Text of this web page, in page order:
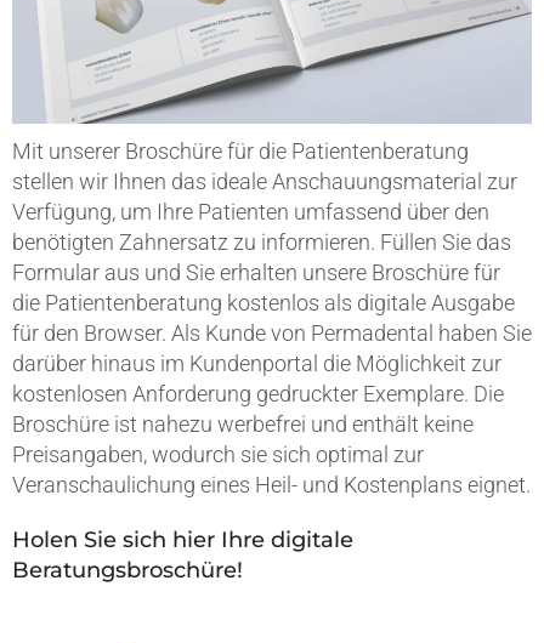
Mit unserer Broschüre für die Patientenberatung
stellen wir Ihnen das ideale Anschauungsmaterial zur
Verfügung, um Ihre Patienten umfassend über den
benötigten Zahnersatz zu informieren. Füllen Sie das
Formular aus und Sie erhalten unsere Broschüre für
die Patientenberatung kostenlos als digitale Ausgabe
für den Browser. Als Kunde von Permadental haben Sie
darüber hinaus im Kundenportal die Möglichkeit zur
kostenlosen Anforderung gedruckter Exemplare. Die
Broschüre ist nahezu werbefrei und enthält keine
Preisangaben, wodurch sie sich optimal zur
Veranschaulichung eines Heil- und Kostenplans eignet.
Holen Sie sich hier Ihre digitale
Beratungsbroschüre!